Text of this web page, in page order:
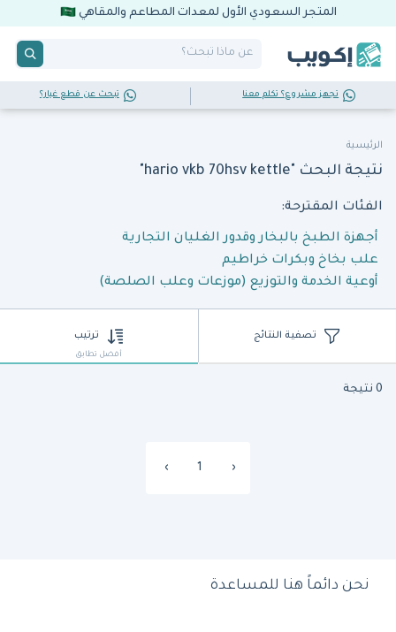
المتجر السعودي الأول لمعدات المطاعم والمقاهي
تجهز مشروع؟ تكلم معنا تبحث عن قطع غيار؟
الرئيسية
نتيجة البحث "hario vkb 70hsv kettle"
الفئات المقترحة:
أجهزة الطبخ بالبخار وقدور الغليان التجارية
علب بخاخ وبكرات خراطيم
أوعية الخدمة والتوزيع (موزعات وعلب الصلصة)
تصفية النتائج ترتيب
أفضل تطابق
0 نتيجة
‹
1
›
نحن دائماً هنا للمساعدة